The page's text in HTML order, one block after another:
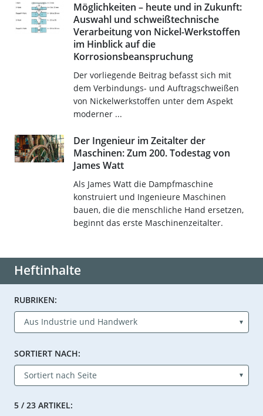
Möglichkeiten – heute und in Zukunft:
Auswahl und schweißtechnische
Verarbeitung von Nickel-Werkstoffen
im Hinblick auf die
Korrosionsbeanspruchung
Der vorliegende Beitrag befasst sich mit
dem Verbindungs- und Auftragschweißen
von Nickelwerkstoffen unter dem Aspekt
moderner ...
Der Ingenieur im Zeitalter der
Maschinen: Zum 200. Todestag von
James Watt
Als James Watt die Dampfmaschine
konstruiert und Ingenieure Maschinen
bauen, die die menschliche Hand ersetzen,
beginnt das erste Maschinenzeitalter.
Heftinhalte
RUBRIKEN:
SORTIERT NACH:
5 / 23 ARTIKEL: